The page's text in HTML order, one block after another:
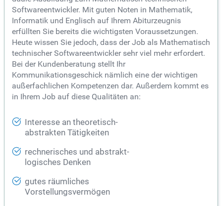
Softwareentwickler. Mit guten Noten in Mathematik,
Informatik und Englisch auf Ihrem Abiturzeugnis
erfüllten Sie bereits die wichtigsten Voraussetzungen.
Heute wissen Sie jedoch, dass der Job als Mathematisch
technischer Softwareentwickler sehr viel mehr erfordert.
Bei der Kundenberatung stellt Ihr
Kommunikationsgeschick nämlich eine der wichtigen
außerfachlichen Kompetenzen dar. Außerdem kommt es
in Ihrem Job auf diese Qualitäten an:
Interesse an theoretisch-
abstrakten Tätigkeiten
rechnerisches und abstrakt-
logisches Denken
gutes räumliches
Vorstellungsvermögen